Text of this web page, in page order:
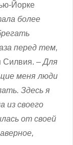
Йорке
более
перед тем,
Силвия. –Для
меня люди
Здесь я
из своего
от своей